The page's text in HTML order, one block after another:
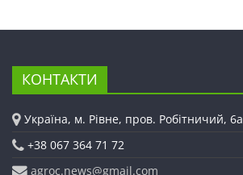
КОНТАКТИ
Україна, м. Рівне, пров. Робітничий, 6а
+38 067 364 71 72
agroc.news@gmail.com